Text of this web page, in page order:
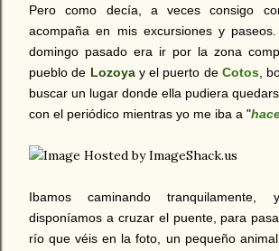
Pero como decía, a veces consigo
acompaña en mis excursiones y
domingo pasado era ir por la zona
pueblo de Lozoyay el puerto de Cotos,
buscar un lugar donde ella pudiera
con el periódico mientras yo me iba a "
Ibamos caminando
disponíamos a cruzar el puente, para
río que véis en la foto, un pequeño